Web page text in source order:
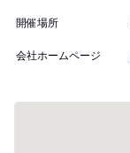
開催場所
会社ホームページ